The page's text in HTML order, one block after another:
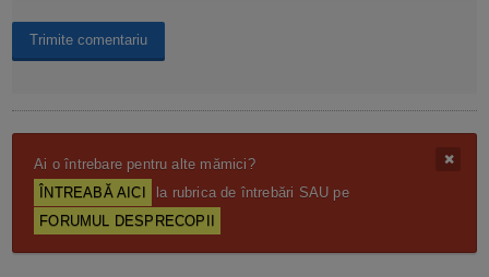
Ai o întrebare pentru alte mămici?
ÎNTREABĂ AICI
la rubrica de întrebări SAU pe
FORUMUL DESPRECOPII